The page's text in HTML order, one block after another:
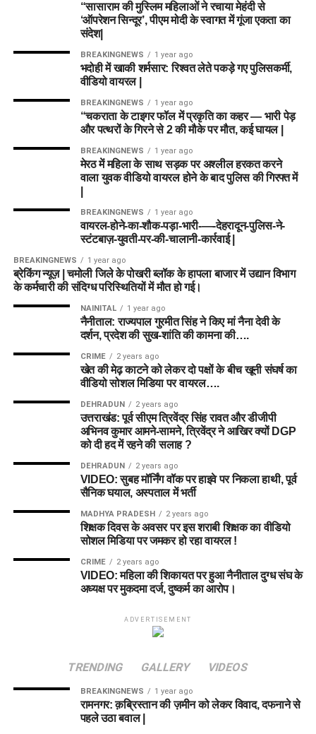
“सासाराम की मुस्लिम महिलाओं ने रचाया मेहंदी से
‘ऑपरेशन सिन्दूर’, पीएम मोदी के स्वागत में गूंजा एकता का
संदेश|
BREAKINGNEWS 1 year ago
भदोही में खाकी शर्मसार: रिश्वत लेते पकड़े गए पुलिसकर्मी,
वीडियो वायरल |
BREAKINGNEWS 1 year ago
“चकराता के टाइगर फॉल में प्रकृति का कहर — भारी पेड़
और पत्थरों के गिरने से 2 की मौके पर मौत, कई घायल |
BREAKINGNEWS 1 year ago
मेरठ में महिला के साथ सड़क पर अश्लील हरकत करने
वाला युवक वीडियो वायरल होने के बाद पुलिस की गिरफ्त में
BREAKINGNEWS 1 year ago
वायरल-होने-का-शौक-पड़ा-भारी-—-देहरादून-पुलिस-ने-
स्टंटबाज़-युवती-पर-की-चालानी-कार्रवाई |
BREAKINGNEWS 1 year ago
ब्रेकिंग न्यूज़ | चमोली जिले के पोखरी ब्लॉक के हापला बाजार में उद्यान विभाग
के कर्मचारी की संदिग्ध परिस्थितियों में मौत हो गई।
NAINITAL 1 year ago
नैनीताल: राज्यपाल गुरमीत सिंह ने किए मां नैना देवी के
दर्शन, प्रदेश की सुख-शांति की कामना की….
CRIME 2 years ago
खेत की मेढ़ काटने को लेकर दो पक्षों के बीच खूनी संघर्ष का
वीडियो सोशल मिडिया पर वायरल….
DEHRADUN 2 years ago
उत्तराखंड: पूर्व सीएम त्रिवेंद्र सिंह रावत और डीजीपी
अभिनव कुमार आमने-सामने, त्रिवेंद्र ने आखिर क्यों DGP
को दी हद में रहने की सलाह ?
DEHRADUN 2 years ago
VIDEO: सुबह मॉर्निंग वॉक पर हाइवे पर निकला हाथी, पूर्व
सैनिक घयाल, अस्पताल में भर्ती
MADHYA PRADESH 2 years ago
शिक्षक दिवस के अवसर पर इस शराबी शिक्षक का वीडियो
सोशल मिडिया पर जमकर हो रहा वायरल !
CRIME 2 years ago
VIDEO: महिला की शिकायत पर हुआ नैनीताल दुग्ध संघ के
अध्यक्ष पर मुकदमा दर्ज, दुष्कर्म का आरोप।
ADVERTISEMENT
TRENDING GALLERY VIDEOS
BREAKINGNEWS 1 year ago
रामनगर: क़ब्रिस्तान की ज़मीन को लेकर विवाद, दफनाने से
पहले उठा बवाल |